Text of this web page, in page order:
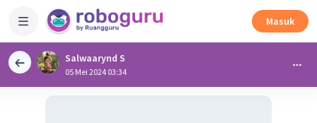
Masuk
Salwaarynd S
05 Mei 2024 03:34